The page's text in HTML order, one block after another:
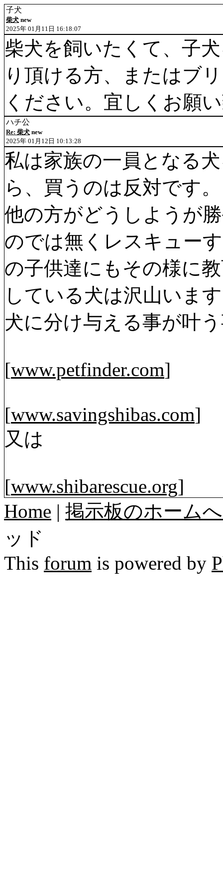
子犬
柴犬 new
2025年 01月11日 16:18:07
柴犬を飼いたくて、子
り頂ける方、またはブ
ください。宜しくお願
ハチ公
Re: 柴犬 new
2025年 01月12日 10:13:28
私は家族の一員となる
ら、買うのは反対です。
他の方がどうしようが
のでは無くレスキュー
の子供達にもその様に
している犬は沢山いま
犬に分け与える事が叶
[www.petfinder.com]
[www.savingshibas.com]
又は
[www.shibarescue.org]
Home | 掲示板のホーム
ッド
This forum is powered by